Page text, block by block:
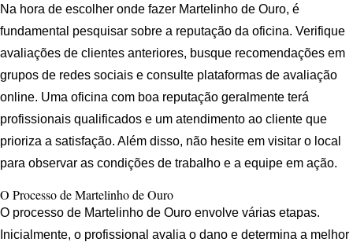
Na hora de escolher onde fazer Martelinho de Ouro, é
fundamental pesquisar sobre a reputação da oficina. Verifique
avaliações de clientes anteriores, busque recomendações em
grupos de redes sociais e consulte plataformas de avaliação
online. Uma oficina com boa reputação geralmente terá
profissionais qualificados e um atendimento ao cliente que
prioriza a satisfação. Além disso, não hesite em visitar o local
para observar as condições de trabalho e a equipe em ação.
O Processo de Martelinho de Ouro
O processo de Martelinho de Ouro envolve várias etapas.
Inicialmente, o profissional avalia o dano e determina a melhor